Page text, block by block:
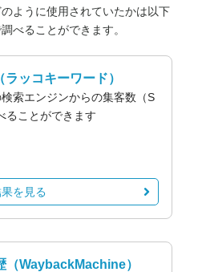
ように使用されていたかは以下
べることができます。
ラッコキーワード）
索エンジンからの集客数（S
ることができます
を見る
（WaybackMachine）